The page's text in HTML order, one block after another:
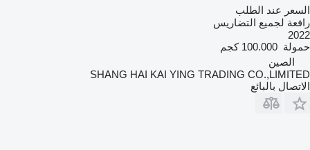
السعر عند الطلب
رافعة لجميع التضاريس
2022
حمولة 100.000 كجم
الصين
SHANG HAI KAI YING TRADING CO.,LIMITED
الاتصال بالبائع